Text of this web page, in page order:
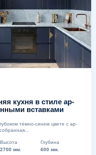
кухня в стиле ар-
вставками
тёмно-синем цвете с ар-
Высота
2700 мм.
Глубина
600 мм.